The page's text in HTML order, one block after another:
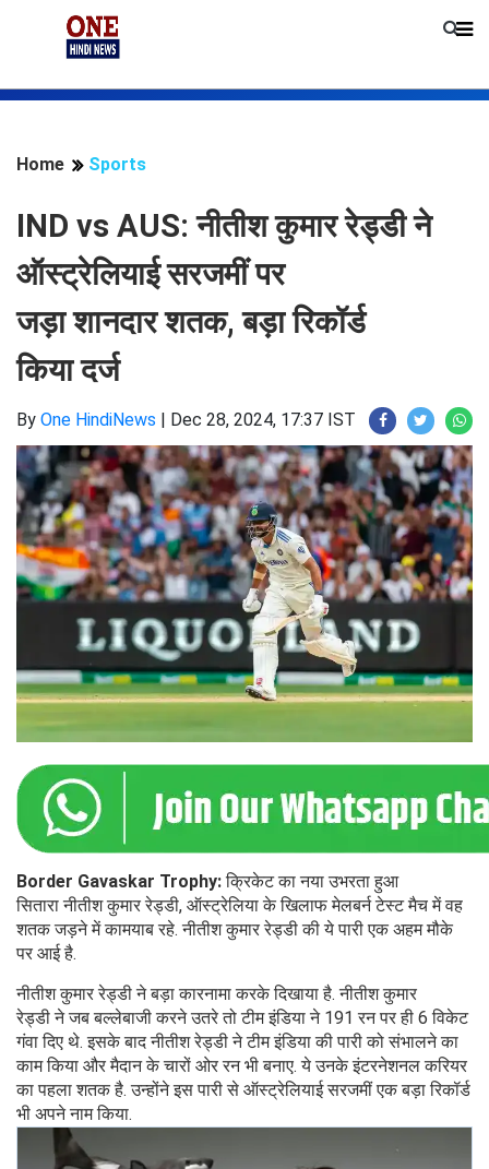
Home Sports
IND vs AUS: नीतीश कुमार रेड्डी ने
ऑस्ट्रेलियाई सरजमीं पर
जड़ा शानदार शतक, बड़ा रिकॉर्ड
किया दर्ज
By One HindiNews | Dec 28, 2024, 17:37 IST
Border Gavaskar Trophy:क्रिकेट का नया उभरता हुआ
सितारा नीतीश कुमार रेड्डी, ऑस्ट्रेलिया के खिलाफ मेलबर्न टेस्ट मैच में वह
शतक जड़ने में कामयाब रहे. नीतीश कुमार रेड्डी की ये पारी एक अहम मौके
पर आई है.
नीतीश कुमार रेड्डी ने बड़ा कारनामा करके दिखाया है. नीतीश कुमार
रेड्डी ने जब बल्लेबाजी करने उतरे तो टीम इंडिया ने 191 रन पर ही 6 विकेट
गंवा दिए थे. इसके बाद नीतीश रेड्डी ने टीम इंडिया की पारी को संभालने का
काम किया और मैदान के चारों ओर रन भी बनाए. ये उनके इंटरनेशनल करियर
का पहला शतक है. उन्होंने इस पारी से ऑस्ट्रेलियाई सरजमीं एक बड़ा रिकॉर्ड
भी अपने नाम किया.